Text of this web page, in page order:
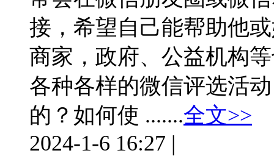
接，希望自己能帮助他
商家，政府、公益机构
各种各样的微信评选活
的？如何使 .......全文>>
2024-1-6 16:27 |